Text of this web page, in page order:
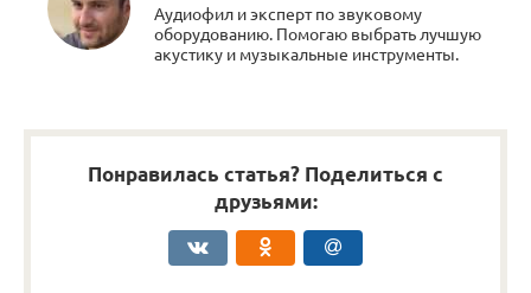
Аудиофил и эксперт по звуковому
оборудованию. Помогаю выбрать лучшую
акустику и музыкальные инструменты.
Понравилась статья? Поделиться с
друзьями: